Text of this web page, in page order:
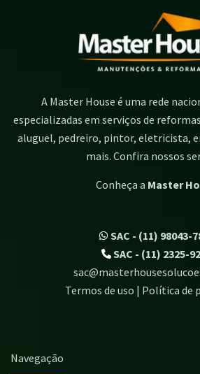
A Master House é uma rede
especializadas em serviços de
aluguel, pedreiro, pintor, eletricista,
mais. Confira nossos
Conheça a Master
SAC - (11) 98043-
SAC - (11) 2325-
Termos de uso | Política de
Navegação